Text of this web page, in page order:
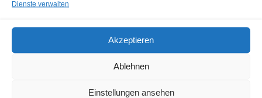
Dienste verwalten
Akzeptieren
Ablehnen
Einstellungen ansehen
Als für Kornel Stadler, der an der Eismeerfront in
wurde, wollte sein Bruder, der damalige Kapellmeister
Ferdinand Stadler, mit seiner Klarinette das Lied „Ich
hatt‘ einen Kameraden“ blasen, was ihm jedoch